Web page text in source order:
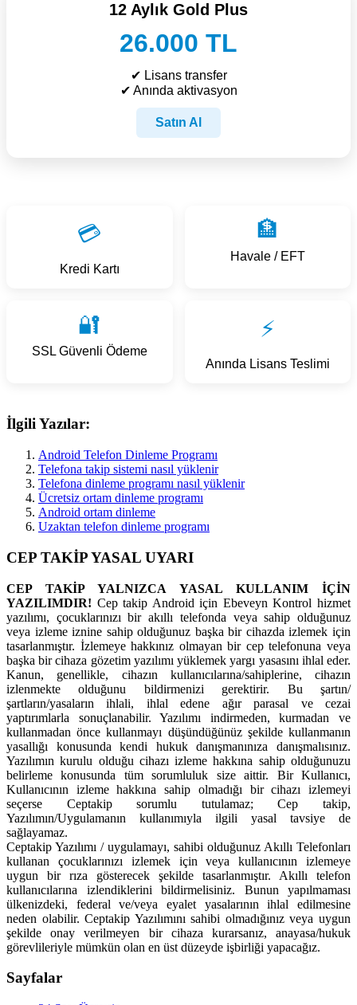
12 Aylık Gold Plus
26.000 TL
✔ Lisans transfer
✔ Anında aktivasyon
Satın Al
💳
Kredi Kartı
🏦
Havale / EFT
🔐
SSL Güvenli Ödeme
⚡
Anında Lisans Teslimi
İlgili Yazılar:
Android Telefon Dinleme Programı
Telefona takip sistemi nasıl yüklenir
Telefona dinleme programı nasıl yüklenir
Ücretsiz ortam dinleme programı
Android ortam dinleme
Uzaktan telefon dinleme programı
CEP TAKİP YASAL UYARI
CEP TAKİP YALNIZCA YASAL KULLANIM İÇİN
YAZILIMDIR! Cep takip Android için Ebeveyn Kontrol hizmet
yazılımı, çocuklarınızı bir akıllı telefonda veya sahip olduğunuz
veya izleme iznine sahip olduğunuz başka bir cihazda izlemek için
tasarlanmıştır. İzlemeye hakkınız olmayan bir cep telefonuna veya
başka bir cihaza gözetim yazılımı yüklemek yargı yasasını ihlal eder.
Kanun, genellikle, cihazın kullanıcılarına/sahiplerine, cihazın
izlenmekte olduğunu bildirmenizi gerektirir. Bu şartın/
şartların/yasaların ihlali, ihlal edene ağır parasal ve cezai
yaptırımlarla sonuçlanabilir. Yazılımı indirmeden, kurmadan ve
kullanmadan önce kullanmayı düşündüğünüz şekilde kullanmanın
yasallığı konusunda kendi hukuk danışmanınıza danışmalısınız.
Yazılımın kurulu olduğu cihazı izleme hakkına sahip olduğunuzu
belirleme konusunda tüm sorumluluk size aittir. Bir Kullanıcı,
Kullanıcının izleme hakkına sahip olmadığı bir cihazı izlemeyi
seçerse Ceptakip sorumlu tutulamaz; Cep takip,
Yazılımın/Uygulamanın kullanımıyla ilgili yasal tavsiye de
sağlayamaz.
Ceptakip Yazılımı / uygulamayı, sahibi olduğunuz Akıllı Telefonları
kullanan çocuklarınızı izlemek için veya kullanıcının izlemeye
uygun bir rıza gösterecek şekilde tasarlanmıştır. Akıllı telefon
kullanıcılarına izlendiklerini bildirmelisiniz. Bunun yapılmaması
ülkenizdeki, federal ve/veya eyalet yasalarının ihlal edilmesine
neden olabilir. Ceptakip Yazılımını sahibi olmadığınız veya uygun
şekilde onay verilmeyen bir cihaza kurarsanız, anayasa/hukuk
görevlileriyle mümkün olan en üst düzeyde işbirliği yapacağız.
Sayfalar